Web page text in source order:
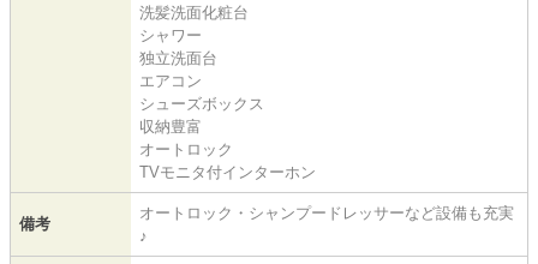
洗髪洗面化粧台
シャワー
独立洗面台
エアコン
シューズボックス
収納豊富
オートロック
TVモニタ付インターホン
備考
オートロック・シャンプードレッサーなど設備も充実
♪